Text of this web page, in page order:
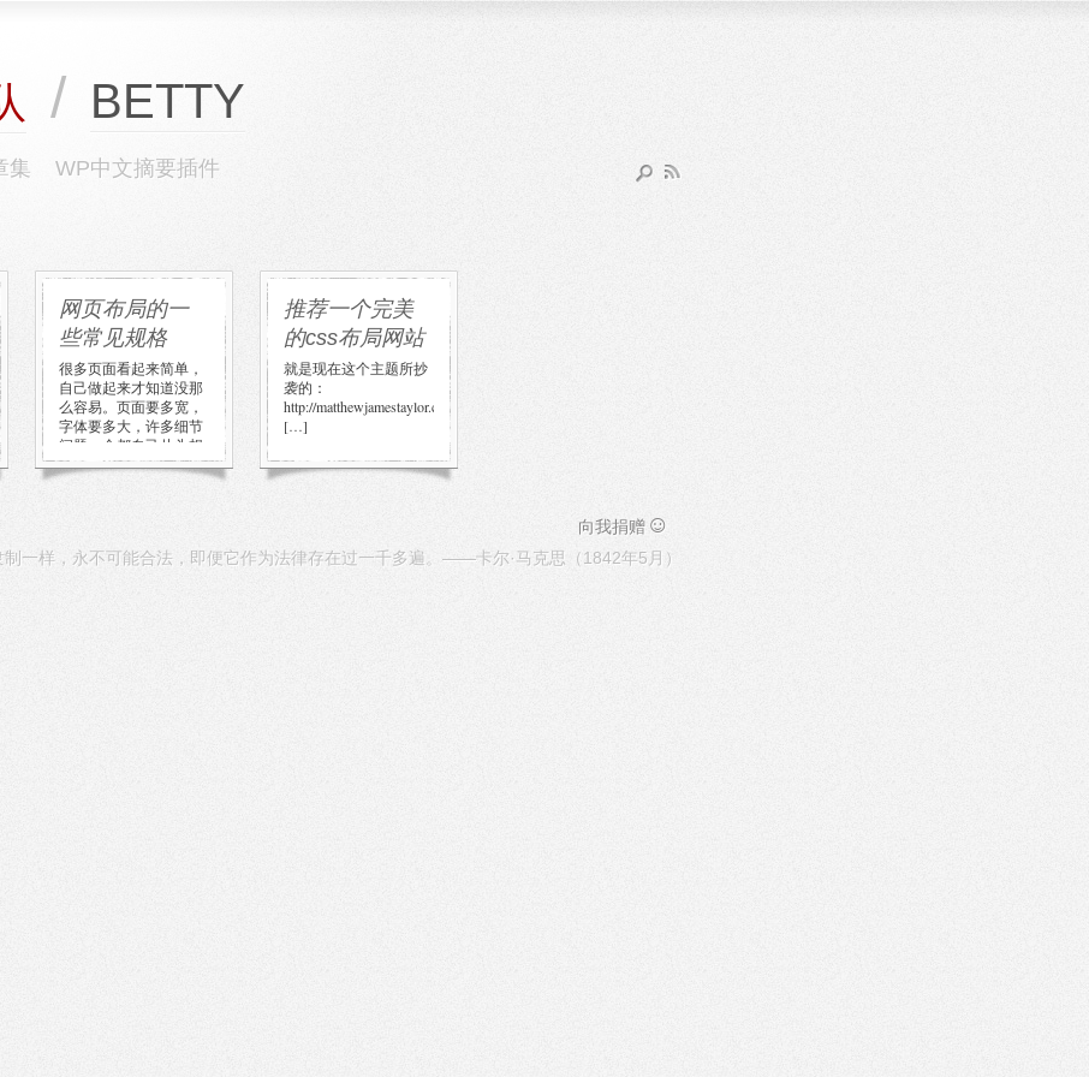
/ BETTY
集 WP中文摘要插件
网页布局的一
些常见规格
很多页面看起来简单，
自己做起来才知道没那
么容易。页面要多宽，
字体要多大，许多细节
问题，全都自己从头想
也是蛮头痛 […]
推荐一个完美
的css布局网站
就是现在这个主题所抄
袭的：
http://matthewjamestaylor.com/blog/perfect
[…]
向我捐赠☺
一样，永不可能合法，即便它作为法律存在过一千多遍。——卡尔·马克思（1842年5月）